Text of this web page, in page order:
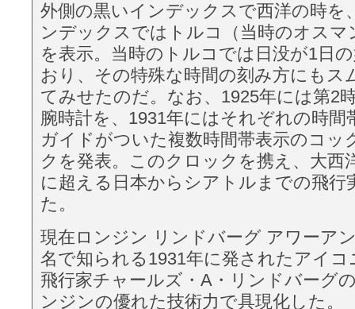
外側の黒いインデックスで西洋の時を
ンデックスではトルコ（当時のオスマ
を表示。当時のトルコでは日没が1日
おり、その特殊な時間の刻み方にもス
てみせたのだ。なお、1925年には第2
腕時計を、1931年にはそれぞれの時間
ガイドがついた複数時間帯表示のコッ
クを発表。このクロックを携え、大西
に超える日本からシアトルまでの飛行
た。
現在ロンジン リンドバーグ アワーア
名で知られる1931年に発されたアイ
飛行家チャールズ・A・リンドバーグ
ンジンの優れた技術力で具現化した。